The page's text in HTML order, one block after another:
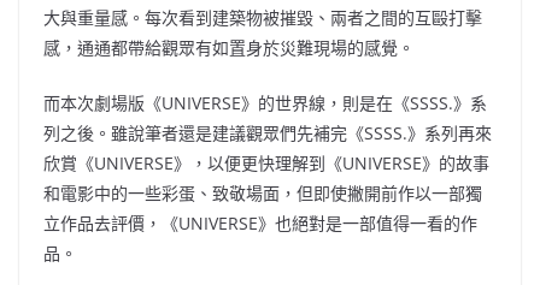
大與重量感。每次看到建築物被摧毀、兩者之間的互毆打擊
感，通通都帶給觀眾有如置身於災難現場的感覺。
而本次劇場版《UNIVERSE》的世界線，則是在《SSSS.》系
列之後。雖說筆者還是建議觀眾們先補完《SSSS.》系列再來
欣賞《UNIVERSE》，以便更快理解到《UNIVERSE》的故事
和電影中的一些彩蛋、致敬場面，但即使撇開前作以一部獨
立作品去評價，《UNIVERSE》也絕對是一部值得一看的作
品。